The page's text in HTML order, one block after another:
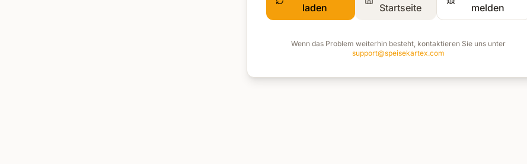
laden
Startseite
melden
Wenn das Problem weiterhin besteht, kontaktieren Sie uns unter
support@speisekartex.com